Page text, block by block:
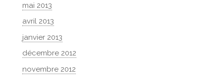
mai 2013
avril 2013
janvier 2013
décembre 2012
novembre 2012